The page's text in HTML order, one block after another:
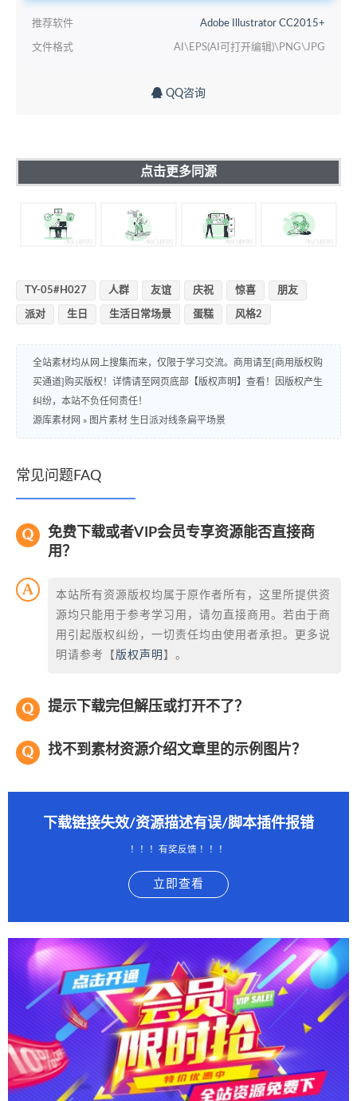
推荐软件 Adobe Illustrator CC2015+
文件格式 AI\EPS(AI可打开编辑)\PNG\JPG
QQ咨询
点击更多同源
TY-05#H027 人群 友谊 庆祝 惊喜 朋友
派对 生日 生活日常场景 蛋糕 风格2
全站素材均从网上搜集而来，仅限于学习交流。商用请至[商用版权购
买通道]购买版权！详情请至网页底部【版权声明】查看！因版权产生
纠纷，本站不负任何责任！
源库素材网 » 图片素材 生日派对线条扁平场景
常见问题FAQ
免费下载或者VIP会员专享资源能否直接商
用？
本站所有资源版权均属于原作者所有，这里所提供资
源均只能用于参考学习用，请勿直接商用。若由于商
用引起版权纠纷，一切责任均由使用者承担。更多说
明请参考【 版权声明 】。
提示下载完但解压或打开不了？
找不到素材资源介绍文章里的示例图片？
下载链接失效/资源描述有误/脚本插件报错
！！！有奖反馈 ！！！
立即查看